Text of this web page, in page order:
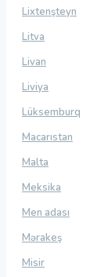
Lixtenşteyn
Litva
Livan
Liviya
Lüksemburq
Macarıstan
Malta
Meksika
Men adası
Mərakeş
Misir